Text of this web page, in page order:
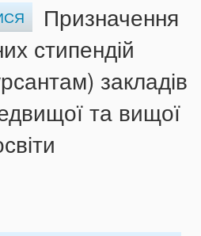
Призначення
стипендій
закладів
та вищої